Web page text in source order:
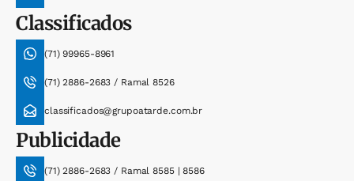
Classificados
(71) 99965-8961
(71) 2886-2683 / Ramal 8526
classificados@grupoatarde.com.br
Publicidade
(71) 2886-2683 / Ramal 8585 | 8586